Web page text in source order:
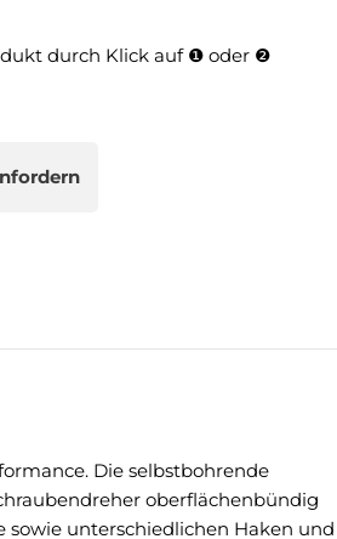
durch Klick auf ❶ oder ❷
Die selbstbohrende
oberflächenbündig
sowie unterschiedlichen Haken und